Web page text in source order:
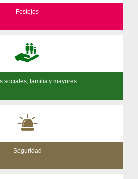
Festejos
sociales, familia y mayores
Seguridad